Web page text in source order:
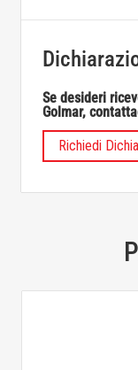
Se desideri
Golmar,
Richiedi